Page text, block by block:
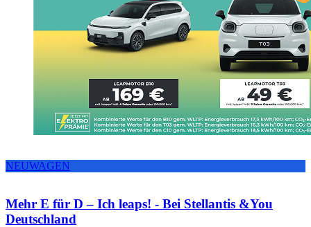
NEUWAGEN
Mehr E für D – Ich leaps! - Bei Stellantis &You
Deutschland